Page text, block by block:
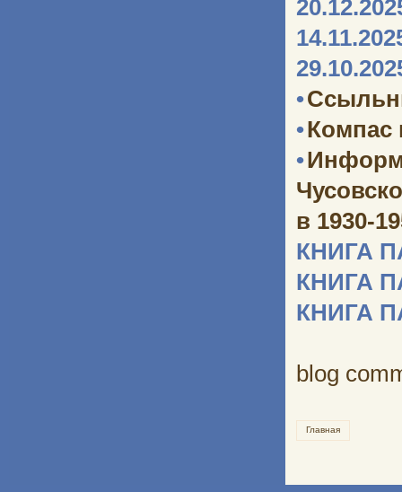
•
•Компас
•
в 1930-
КНИГА
КНИГА
КНИГА
blog
Главная